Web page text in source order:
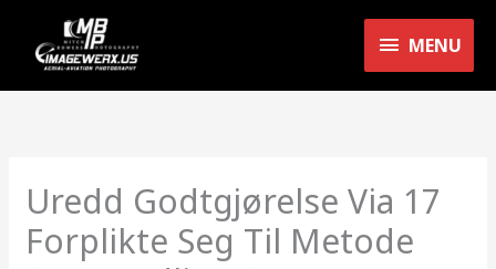
content
MENU
MENU
Uredd Godtgjørelse Via 17
Forplikte Seg Til Metode